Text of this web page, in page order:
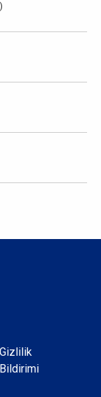
Gizlilik
Bildirimi